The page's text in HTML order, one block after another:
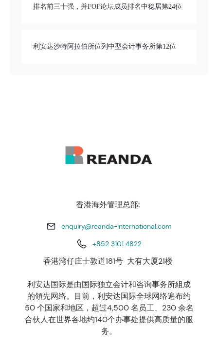
排名前三十强，并FOF论坛成员排名中稳居第24位
利安达沙特阿拉伯所位列中型会计事务所第12位
香港海外管理总部:
enquiry@reanda-international.com
+852 3101 4822
香港湾仔庄士敦道181号 大有大厦21楼
利安达国际是由国际独立会计和咨询事务所組成
的領先网络。目前，利安达国际全球网络遍布约
50 个国家和地区，超过4,500 名员工、230 余名
合伙人在世界各地约140个办事处提供高质量的服
务。